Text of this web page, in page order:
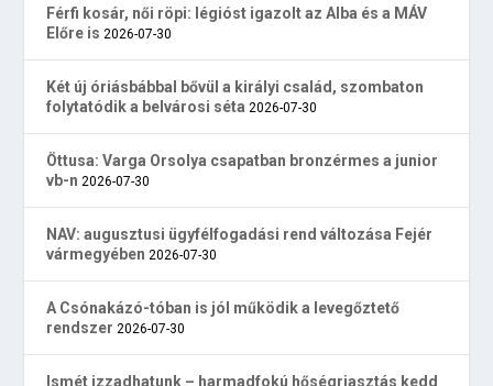
Férfi kosár, női röpi: légióst igazolt az Alba és a MÁV
Előre is 2026-07-30
Két új óriásbábbal bővül a királyi család, szombaton
folytatódik a belvárosi séta 2026-07-30
Öttusa: Varga Orsolya csapatban bronzérmes a junior
vb-n 2026-07-30
NAV: augusztusi ügyfélfogadási rend változása Fejér
vármegyében 2026-07-30
A Csónakázó-tóban is jól működik a levegőztető
rendszer 2026-07-30
Ismét izzadhatunk – harmadfokú hőségriasztás kedd